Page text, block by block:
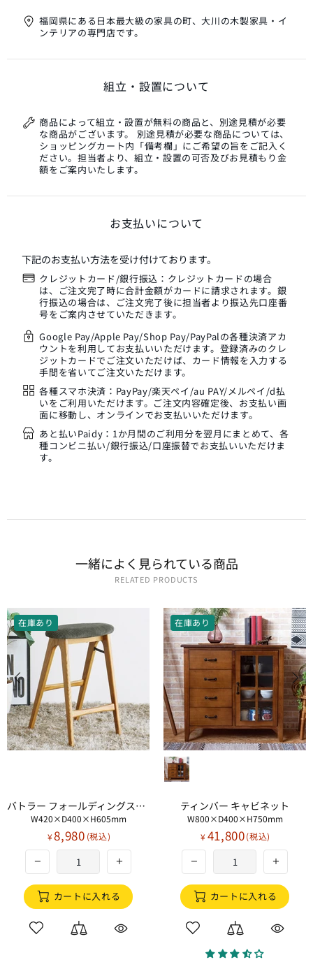
福岡県にある日本最大級の家具の町、大川の木製家具・イ
ンテリアの専門店です。
組立・設置について
商品によって組立・設置が無料の商品と、別途見積が必要
な商品がございます。 別途見積が必要な商品については、
ショッピングカート内「備考欄」にご希望の旨をご記入く
ださい。担当者より、組立・設置の可否及びお見積もり金
額をご案内いたします。
お支払いについて
下記のお支払い方法を受け付けております。
クレジットカード/銀行振込：クレジットカードの場合
は、ご注文完了時に合計金額がカードに請求されます。銀
行振込の場合は、ご注文完了後に担当者より振込先口座番
号をご案内させていただきます。
Google Pay/Apple Pay/Shop Pay/PayPalの各種決済アカ
ウントを利用してお支払いいただけます。登録済みのクレ
ジットカードでご注文いただけば、カード情報を入力する
手間を省いてご注文いただけます。
各種スマホ決済：PayPay/楽天ペイ/au PAY/メルペイ/d払
いをご利用いただけます。ご注文内容確定後、お支払い画
面に移動し、オンラインでお支払いいただけます。
あと払いPaidy：1か月間のご利用分を翌月にまとめて、各
種コンビニ払い/銀行振込/口座振替でお支払いいただけま
す。
一緒に​よく​見られている​商品
RELATED PRODUCTS
在庫あり
バトラー フォールディングスツール
W420×D400×H605mm
¥8,980
カートに入れる
在庫あり
ティンバー キャビネット
W800×D400×H750mm
¥41,800
カートに入れる